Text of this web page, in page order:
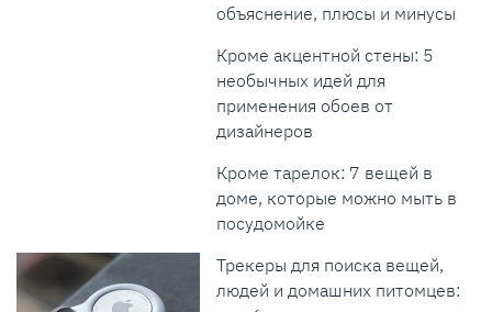
объяснение, плюсы и минусы
Кроме акцентной стены: 5
необычных идей для
применения обоев от
дизайнеров
Кроме тарелок: 7 вещей в
доме, которые можно мыть в
посудомойке
Трекеры для поиска вещей,
людей и домашних питомцев: